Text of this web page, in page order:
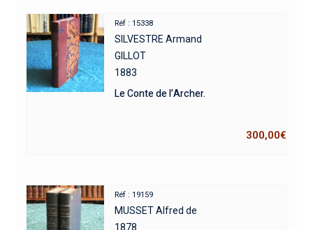
Réf : 15338
SILVESTRE Armand
GILLOT
1883
Le Conte de l’Archer.
300,00€
Réf : 19159
MUSSET Alfred de
1878